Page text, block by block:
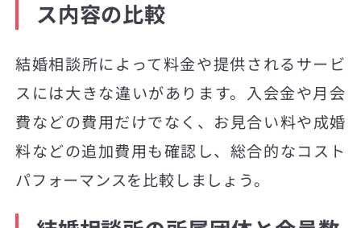
ス内容の比較
結婚相談所によって料金や提供されるサービ
スには大きな違いがあります。入会金や月会
費などの費用だけでなく、お見合い料や成婚
料などの追加費用も確認し、総合的なコスト
パフォーマンスを比較しましょう。